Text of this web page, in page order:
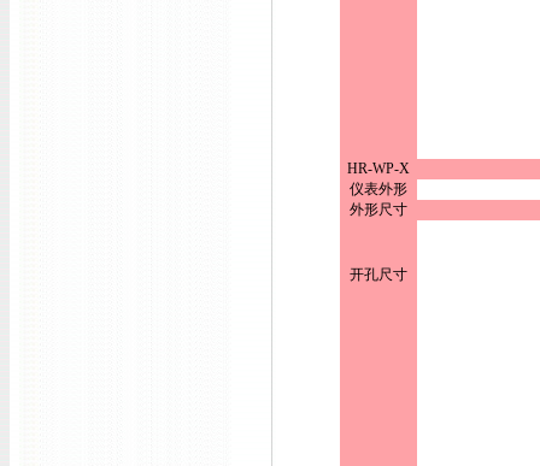
HR-WP-X
仪表外形
外形尺寸
开孔尺寸